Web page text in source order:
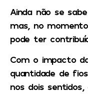
Ainda não se
mas, no
pode ter
Com o impacto
quantidade de
nos dois